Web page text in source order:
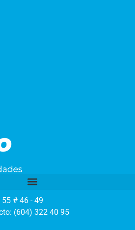
55 # 46 - 49
(604) 322 40 95